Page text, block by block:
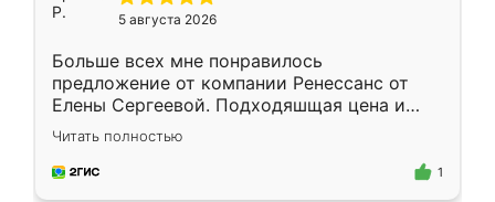
5 августа 2026
Больше всех мне понравилось
предложение от компании Ренессанс от
Елены Сергеевой. Подходяшщая цена и
короткие сроки изготовления. Приехавший
для замера сотрудник Владислав
предложил по моему эскизу самый
Читать полностью
1